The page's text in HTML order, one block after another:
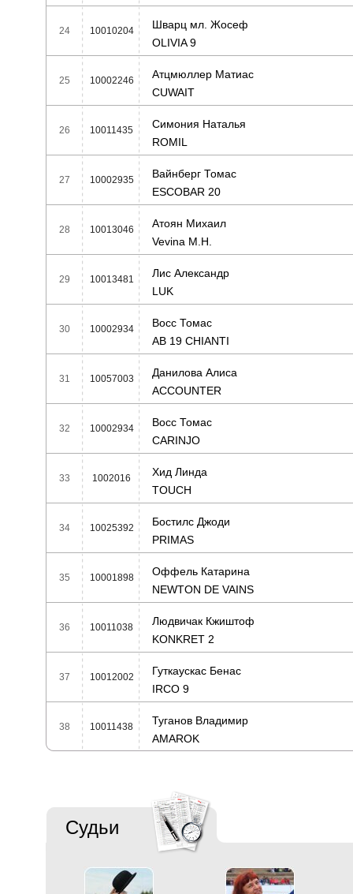
24 10010204
Шварц мл. Жосеф
OLIVIA 9
25 10002246
Атцмюллер Матиас
CUWAIT
26 10011435
Симония Наталья
ROMIL
27 10002935
Вайнберг Томас
ESCOBAR 20
28 10013046
Атоян Михаил
Vevina M.H.
29 10013481
Лис Александр
LUK
30 10002934
Восс Томас
AB 19 CHIANTI
31 10057003
Данилова Алиса
ACCOUNTER
32 10002934
Восс Томас
CARINJO
33 1002016
Хид Линда
TOUCH
34 10025392
Бостилс Джоди
PRIMAS
35 10001898
Оффель Катарина
NEWTON DE VAINS
36 10011038
Людвичак Кжиштоф
KONKRET 2
37 10012002
Гуткаускас Бенас
IRCO 9
38 10011438
Туганов Владимир
AMAROK
Судьи